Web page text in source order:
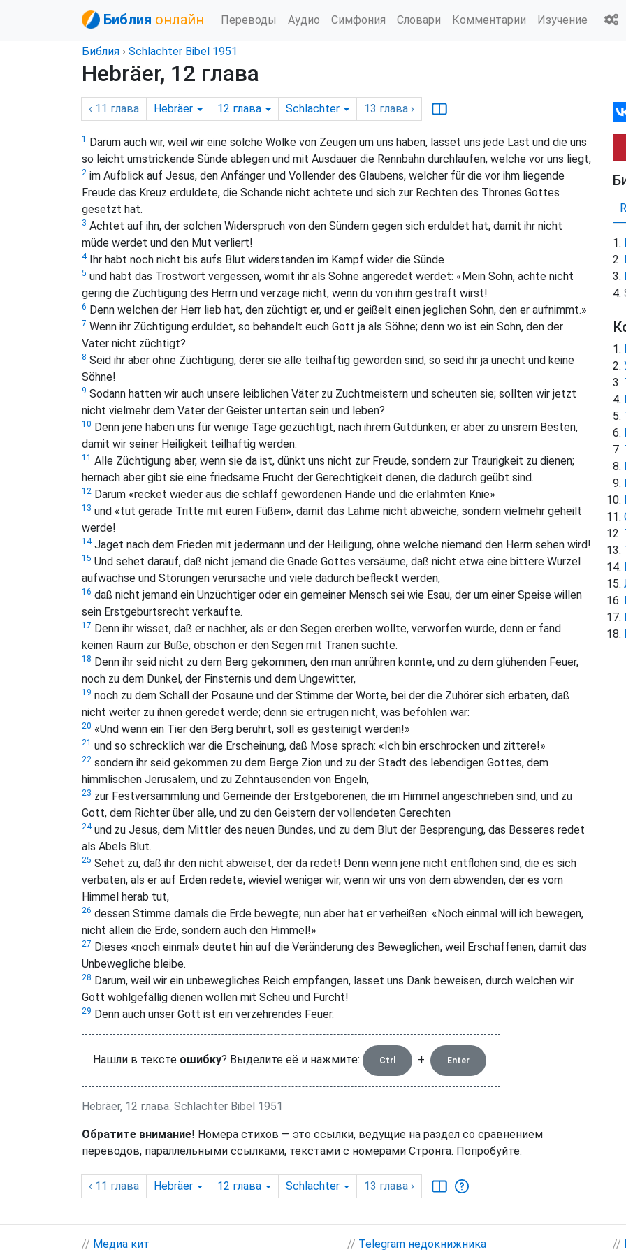
Библия онлайн Переводы Аудио Симфония Словари Комментарии Изучение
Библия › Schlachter Bibel 1951
Hebräer, 12 глава
‹ 11 глава Hebräer 12 глава Schlachter 13 глава ›
1 Darum auch wir, weil wir eine solche Wolke von Zeugen um uns haben, lasset uns jede Last und die uns
so leicht umstrickende Sünde ablegen und mit Ausdauer die Rennbahn durchlaufen, welche vor uns liegt,
2 im Aufblick auf Jesus, den Anfänger und Vollender des Glaubens, welcher für die vor ihm liegende
Freude das Kreuz erduldete, die Schande nicht achtete und sich zur Rechten des Thrones Gottes
gesetzt hat.
3 Achtet auf ihn, der solchen Widerspruch von den Sündern gegen sich erduldet hat, damit ihr nicht
müde werdet und den Mut verliert!
4 Ihr habt noch nicht bis aufs Blut widerstanden im Kampf wider die Sünde
5 und habt das Trostwort vergessen, womit ihr als Söhne angeredet werdet: «Mein Sohn, achte nicht
gering die Züchtigung des Herrn und verzage nicht, wenn du von ihm gestraft wirst!
6 Denn welchen der Herr lieb hat, den züchtigt er, und er geißelt einen jeglichen Sohn, den er aufnimmt.»
7 Wenn ihr Züchtigung erduldet, so behandelt euch Gott ja als Söhne; denn wo ist ein Sohn, den der
Vater nicht züchtigt?
8 Seid ihr aber ohne Züchtigung, derer sie alle teilhaftig geworden sind, so seid ihr ja unecht und keine
Söhne!
9 Sodann hatten wir auch unsere leiblichen Väter zu Zuchtmeistern und scheuten sie; sollten wir jetzt
nicht vielmehr dem Vater der Geister untertan sein und leben?
10 Denn jene haben uns für wenige Tage gezüchtigt, nach ihrem Gutdünken; er aber zu unsrem Besten,
damit wir seiner Heiligkeit teilhaftig werden.
11 Alle Züchtigung aber, wenn sie da ist, dünkt uns nicht zur Freude, sondern zur Traurigkeit zu dienen;
hernach aber gibt sie eine friedsame Frucht der Gerechtigkeit denen, die dadurch geübt sind.
12 Darum «recket wieder aus die schlaff gewordenen Hände und die erlahmten Knie»
13 und «tut gerade Tritte mit euren Füßen», damit das Lahme nicht abweiche, sondern vielmehr geheilt
werde!
14Jaget nach dem Frieden mit jedermann und der Heiligung, ohne welche niemand den Herrn sehen wird!
15 Und sehet darauf, daß nicht jemand die Gnade Gottes versäume, daß nicht etwa eine bittere Wurzel
aufwachse und Störungen verursache und viele dadurch befleckt werden,
16 daß nicht jemand ein Unzüchtiger oder ein gemeiner Mensch sei wie Esau, der um einer Speise willen
sein Erstgeburtsrecht verkaufte.
17 Denn ihr wisset, daß er nachher, als er den Segen ererben wollte, verworfen wurde, denn er fand
keinen Raum zur Buße, obschon er den Segen mit Tränen suchte.
18 Denn ihr seid nicht zu dem Berg gekommen, den man anrühren konnte, und zu dem glühenden Feuer,
noch zu dem Dunkel, der Finsternis und dem Ungewitter,
19 noch zu dem Schall der Posaune und der Stimme der Worte, bei der die Zuhörer sich erbaten, daß
nicht weiter zu ihnen geredet werde; denn sie ertrugen nicht, was befohlen war:
20 «Und wenn ein Tier den Berg berührt, soll es gesteinigt werden!»
21 und so schrecklich war die Erscheinung, daß Mose sprach: «Ich bin erschrocken und zittere!»
22 sondern ihr seid gekommen zu dem Berge Zion und zu der Stadt des lebendigen Gottes, dem
himmlischen Jerusalem, und zu Zehntausenden von Engeln,
23 zur Festversammlung und Gemeinde der Erstgeborenen, die im Himmel angeschrieben sind, und zu
Gott, dem Richter über alle, und zu den Geistern der vollendeten Gerechten
24und zu Jesus, dem Mittler des neuen Bundes, und zu dem Blut der Besprengung, das Besseres redet
als Abels Blut.
25 Sehet zu, daß ihr den nicht abweiset, der da redet! Denn wenn jene nicht entflohen sind, die es sich
verbaten, als er auf Erden redete, wieviel weniger wir, wenn wir uns von dem abwenden, der es vom
Himmel herab tut,
26 dessen Stimme damals die Erde bewegte; nun aber hat er verheißen: «Noch einmal will ich bewegen,
nicht allein die Erde, sondern auch den Himmel!»
27 Dieses «noch einmal» deutet hin auf die Veränderung des Beweglichen, weil Erschaffenen, damit das
Unbewegliche bleibe.
28 Darum, weil wir ein unbewegliches Reich empfangen, lasset uns Dank beweisen, durch welchen wir
Gott wohlgefällig dienen wollen mit Scheu und Furcht!
29 Denn auch unser Gott ist ein verzehrendes Feuer.
Нашли в тексте ошибку? Выделите её и нажмите: Ctrl + Enter
Hebräer, 12 глава. Schlachter Bibel 1951
Обратите внимание! Номера стихов — это ссылки, ведущие на раздел со сравнением
переводов, параллельными ссылками, текстами с номерами Стронга. Попробуйте.
‹ 11 глава Hebräer 12 глава Schlachter 13 глава ›
// Медиа кит // Telegram недокнижника //